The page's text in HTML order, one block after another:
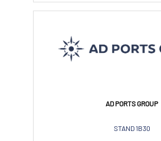
AD PORTS GROUP
STAND 1B30